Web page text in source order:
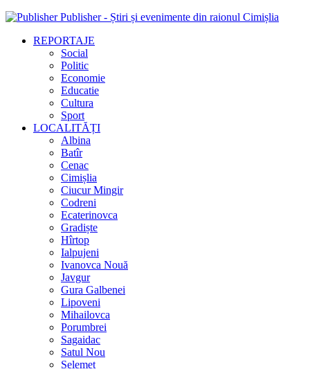
Publisher - Știri și evenimente din raionul Cimișlia
REPORTAJE
Social
Politic
Economie
Educatie
Cultura
Sport
LOCALITĂȚI
Albina
Batîr
Cenac
Cimișlia
Ciucur Mingir
Codreni
Ecaterinovca
Gradiște
Hîrtop
Ialpujeni
Ivanovca Nouă
Javgur
Gura Galbenei
Lipoveni
Mihailovca
Porumbrei
Sagaidac
Satul Nou
Selemet